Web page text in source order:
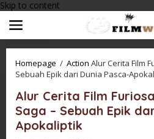
Skip to content
Homepage / Action Alur Cerita Film
Sebuah Epik dari Dunia Pasca-
Alur Cerita Film
Saga – Sebuah Epik
Apokaliptik